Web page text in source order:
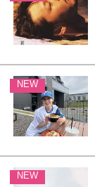
NEW
NEW